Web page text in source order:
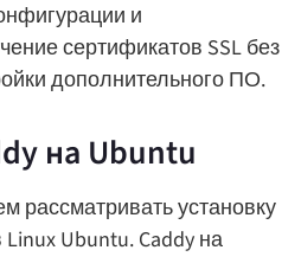
и
сертификатов SSL без
дополнительного ПО.
на Ubuntu
рассматривать установку
Ubuntu. Caddy на